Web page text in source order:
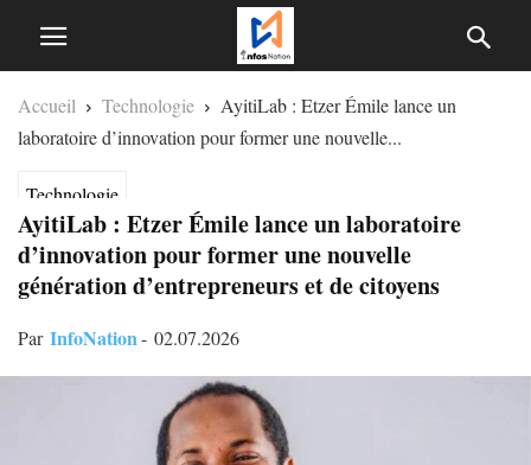
Accueil Technologie
AyitiLab : Etzer Émile lance un
laboratoire d’innovation pour former une nouvelle...
Technologie
AyitiLab : Etzer Émile lance un laboratoire
d’innovation pour former une nouvelle
génération d’entrepreneurs et de citoyens
Par InfoNation- 02.07.2026